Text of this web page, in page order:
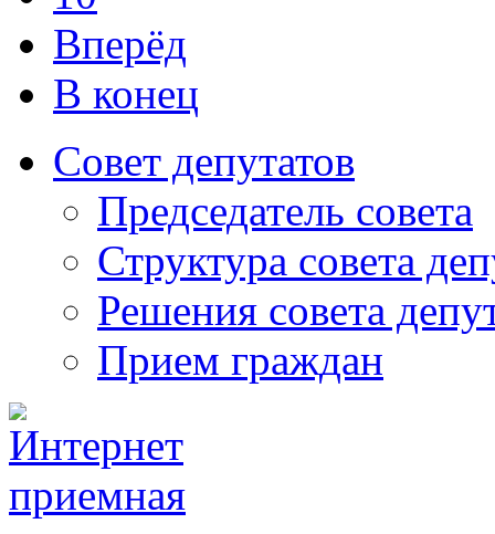
Вперёд
В конец
Совет депутатов
Председатель совета
Структура совета
Решения совета
Прием граждан